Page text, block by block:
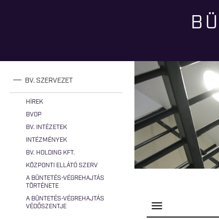
BV. SZERVEZET
HÍREK
BVOP
BV. INTÉZETEK
INTÉZMÉNYEK
BV. HOLDING KFT.
KÖZPONTI ELLÁTÓ SZERV
A BÜNTETÉS-VÉGREHAJTÁS
TÖRTÉNETE
A BÜNTETÉS-VÉGREHAJTÁS
VÉDŐSZENTJE
P